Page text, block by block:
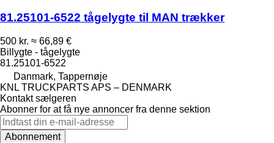
81.25101-6522 tågelygte til MAN trækker
500 kr. ≈ 66,89 €
Billygte - tågelygte
81.25101-6522
Danmark, Tappernøje
KNL TRUCKPARTS APS – DENMARK
Kontakt sælgeren
Abonner for at få nye annoncer fra denne sektion
Abonnement